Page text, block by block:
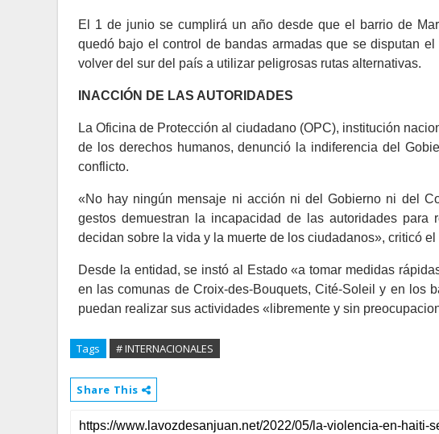
El 1 de junio se cumplirá un año desde que el barrio de
quedó bajo el control de bandas armadas que se disputan
volver del sur del país a utilizar peligrosas rutas alternativas.
INACCIÓN DE LAS AUTORIDADES
La Oficina de Protección al ciudadano (OPC), institución
de los derechos humanos, denunció la indiferencia del
conflicto.
«No hay ningún mensaje ni acción ni del Gobierno ni del
gestos demuestran la incapacidad de las autoridades para
decidan sobre la vida y la muerte de los ciudadanos», criticó
Desde la entidad, se instó al Estado «a tomar medidas
en las comunas de Croix-des-Bouquets, Cité-Soleil y en los
puedan realizar sus actividades «libremente y sin
Tags # INTERNACIONALES
Share This